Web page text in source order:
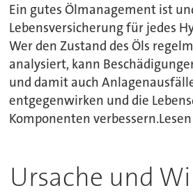
Ein gutes Ölmanagement ist
Lebensversicherung für jedes
Wer den Zustand des Öls
analysiert, kann
und damit auch
entgegenwirken und die
Komponenten
Ursache und